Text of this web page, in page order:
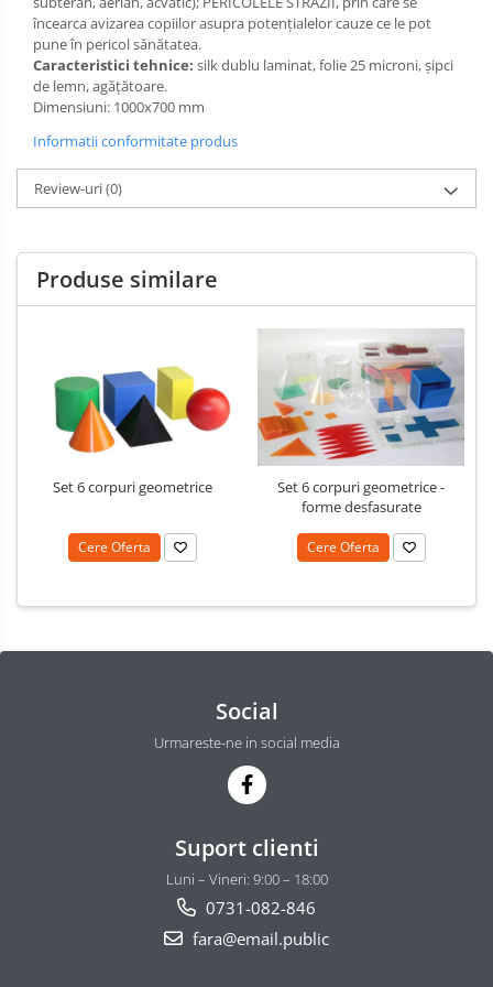
Limba engleza
Aviziere
Flipchart-uri si Rezerve
Accesorii
Panouri Afisare
Table magnetice din sticla
încearca avizarea copiilor asupra potențialelor cauze ce le pot
pune în pericol sănătatea.
Caracteristici tehnice: silk dublu laminat, folie 25 microni, şipci
de lemn, agățătoare.
Dimensiuni: 1000x700 mm
Informatii conformitate produs
Review-uri(0)
Produse similare
Set 6 corpuri geometrice
Cere Oferta
Set 6 corpuri geometrice -
forme desfasurate
Cere Oferta
Social
Urmareste-ne in social media
Suport clienti
Luni – Vineri: 9:00 – 18:00
0731-082-846
fara@email.public